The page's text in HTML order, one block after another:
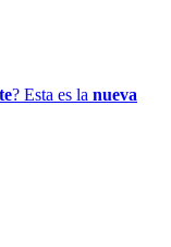
? Esta es la nueva